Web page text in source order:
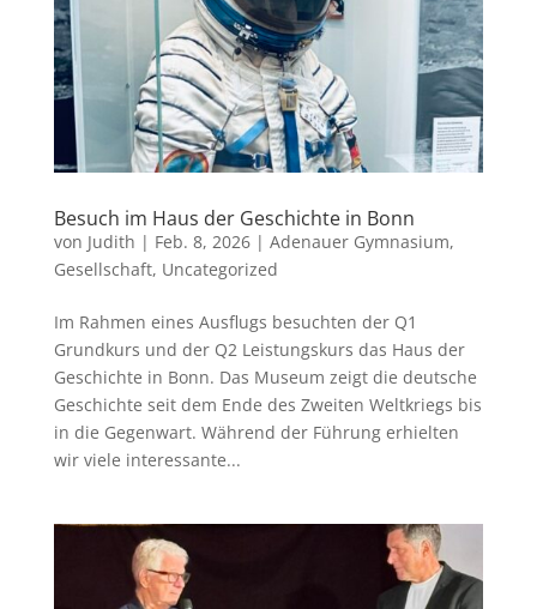
Besuch im Haus der Geschichte in Bonn
von Judith | Feb. 8, 2026| Adenauer Gymnasium,
Gesellschaft, Uncategorized
Im Rahmen eines Ausflugs besuchten der Q1
Grundkurs und der Q2 Leistungskurs das Haus der
Geschichte in Bonn. Das Museum zeigt die deutsche
Geschichte seit dem Ende des Zweiten Weltkriegs bis
in die Gegenwart. Während der Führung erhielten
wir viele interessante...